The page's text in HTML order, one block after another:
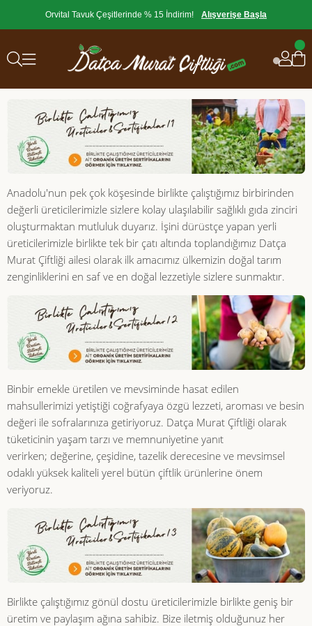
Orvital Tavuk Çeşitlerinde % 15 İndirim! Alışverişe Başla
Anadolu'nun pek çok köşesinde birlikte çalıştığımız birbirinden
değerli üreticilerimizle sizlere kolay ulaşılabilir sağlıklı gıda zinciri
oluşturmaktan mutluluk duyarız. İşini dürüstçe yapan yerli
üreticilerimizle birlikte tek bir çatı altında toplandığımız Datça
Murat Çiftliği ailesi olarak ilk amacımız ülkemizin doğal tarım
zenginliklerini en saf ve en doğal lezzetiyle sizlere sunmaktır.
Binbir emekle üretilen ve mevsiminde hasat edilen
mahsullerimizi yetiştiği coğrafyaya özgü lezzeti, aroması ve besin
değeri ile sofralarınıza getiriyoruz. Datça Murat Çiftliği olarak
tüketicinin yaşam tarzı ve memnuniyetine yanıt
verirken; değerine, çeşidine, tazelik derecesine ve mevsimsel
odaklı yüksek kaliteli yerel bütün çiftlik ürünlerine önem
veriyoruz.
Birlikte çalıştığımız gönül dostu üreticilerimizle birlikte geniş bir
üretim ve paylaşım ağına sahibiz. Bize iletmiş olduğunuz her